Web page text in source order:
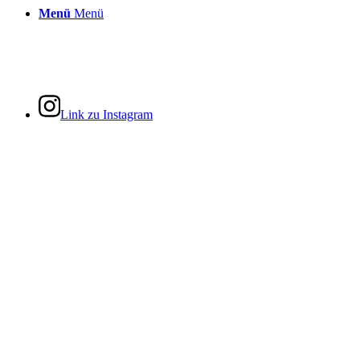
Menü Menü
Link zu Instagram